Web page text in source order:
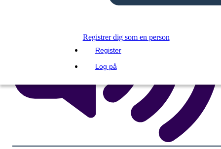
Registrer dig som en person
Register
Log på